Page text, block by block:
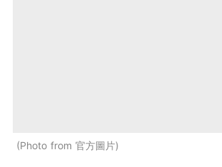
Photo from 官方圖片